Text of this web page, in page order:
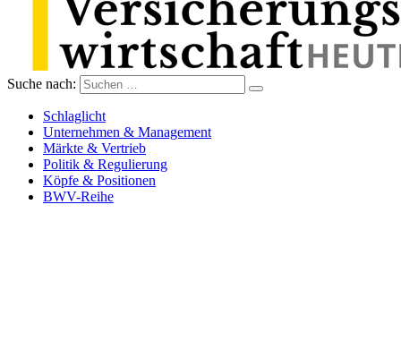
Versicherungswirtschaft-heute
Suche nach:
Schlaglicht
Unternehmen & Management
Märkte & Vertrieb
Politik & Regulierung
Köpfe & Positionen
BWV-Reihe